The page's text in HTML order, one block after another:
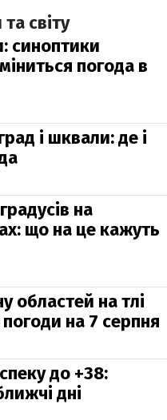
світу
синоптики
погода в
і шквали: де і
на
що на це кажуть
областей на тлі
на 7 серпня
до +38:
дні